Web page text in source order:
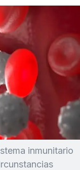
inmunitario